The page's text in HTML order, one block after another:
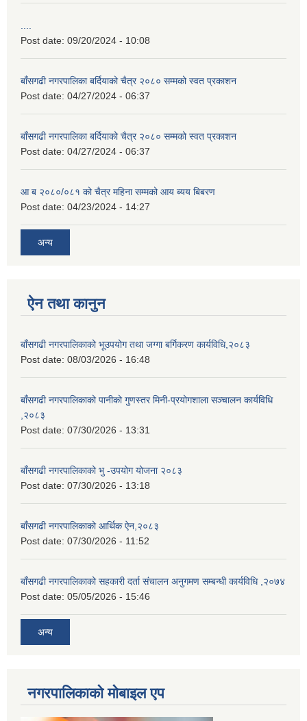
Post date: 09/20/2024 - 10:08
बाँसगढी नगरपालिका बर्दियाको चैत्र २०८० सम्मको स्वत प्रकाशन
Post date: 04/27/2024 - 06:37
बाँसगढी नगरपालिका बर्दियाको चैत्र २०८० सम्मको स्वत प्रकाशन
Post date: 04/27/2024 - 06:37
आ ब २०८०/०८१ को चैत्र महिना सम्मको आय ब्यय बिबरण
Post date: 04/23/2024 - 14:27
अन्य
ऐन तथा कानुन
बाँसगढी नगरपालिकाको भूउपयोग तथा जग्गा बर्गिकरण कार्यविधि,२०८३
Post date: 08/03/2026 - 16:48
बाँसगढी नगरपालिकाको पानीको गुणस्तर मिनी-प्रयोगशाला सञ्चालन कार्यविधि
,२०८३
Post date: 07/30/2026 - 13:31
बाँसगढी नगरपालिकाको भु -उपयोग योजना २०८३
Post date: 07/30/2026 - 13:18
बाँसगढी नगरपालिकाको आर्थिक ऐन,२०८३
Post date: 07/30/2026 - 11:52
बाँसगढी नगरपालिकाको सहकारी दर्ता संचालन अनुगमण सम्बन्धी कार्यविधि ,२०७४
Post date: 05/05/2026 - 15:46
अन्य
नगरपालिकाकाे माेबाइल एप